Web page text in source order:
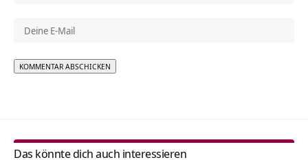
Das könnte dich auch interessieren